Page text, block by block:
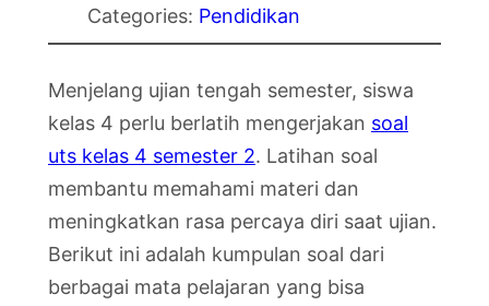
Categories: Pendidikan
Menjelang ujian tengah semester, siswa
kelas 4 perlu berlatih mengerjakan soal
uts kelas 4 semester 2. Latihan soal
membantu memahami materi dan
meningkatkan rasa percaya diri saat ujian.
Berikut ini adalah kumpulan soal dari
berbagai mata pelajaran yang bisa